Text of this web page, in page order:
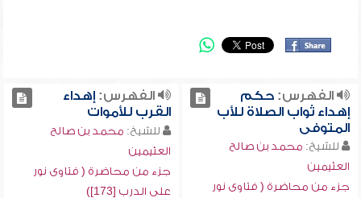
الفهرس:حكم
إهداء ثواب الصلاة للأب
المتوفى
للشيخ: محمد بن صالح
العثيمين
جزء من محاضرة ( فتاوى نور
الفهرس:إهداء
القرب للأموات
للشيخ: محمد بن صالح
العثيمين
جزء من محاضرة ( فتاوى نور
على الدرب [173])